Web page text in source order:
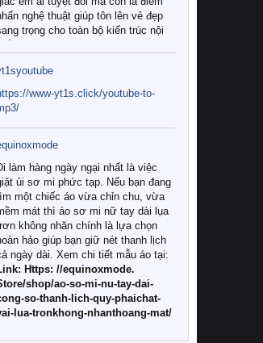
nghệ thuật giúp tôn lên vẻ đẹp
trọng cho toàn bộ kiến trúc nội
nhiên, giữa thị trường đa dạng
vô vàn thương hiệu và mẫu mã
hiện nay, làm thế nào để chọn
được những bộ chăn ga gối đệm cao
thực sự chất lượng, phù hợp với
hậu và nhu cầu sử dụng của gia
Hãy cùng chúng tôi đi tìm lời
giải đáp chi tiết qua bài viết dưới đây.
1. Tại sao các gia đình hiện đại lại ưa
chăn ga gối đệm cao cấp?
Khác với các dòng sản phẩm thông
những bộ chăn ga gối đệm
cấp trải qua quy trình sản xuất
nghiêm ngặt từ khâu chọn lọc nguyên
liệu tự nhiên đến công nghệ dệt
nhuộm hiện đại không chứa hóa chất
www-yt1s.click/youtube-to-
làm hàng ngày ngại nhất là việc
ủi sơ mi phức tạp. Nếu bạn đang
một chiếc áo vừa chỉn chu, vừa
mát thì áo sơ mi nữ tay dài lụa
không nhăn chính là lựa chọn
hảo giúp bạn giữ nét thanh lịch
ngày dài. Xem chi tiết mẫu áo tại:
Https: //equinoxmode.
shop/ao-so-mi-nu-tay-dai-
so-thanh-lich-quy-phaichat-
lua-tronkhong-nhanthoang-mat/